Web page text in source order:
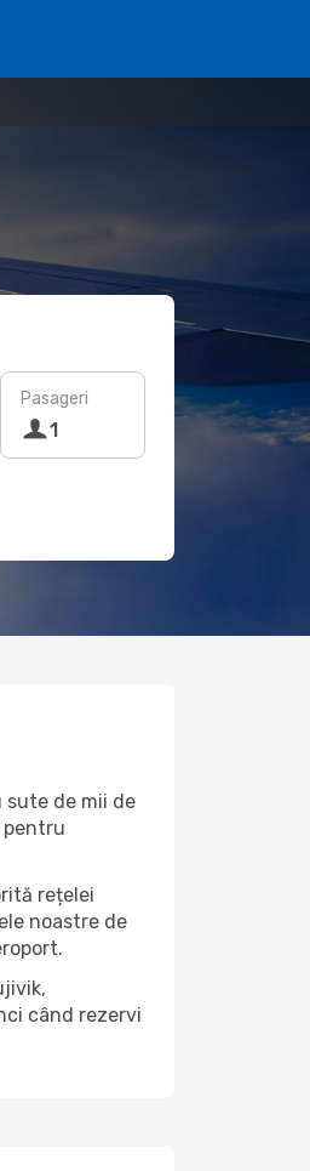
Pasageri
1
sute de mii de
pentru
rețelei
noastre de
când rezervi